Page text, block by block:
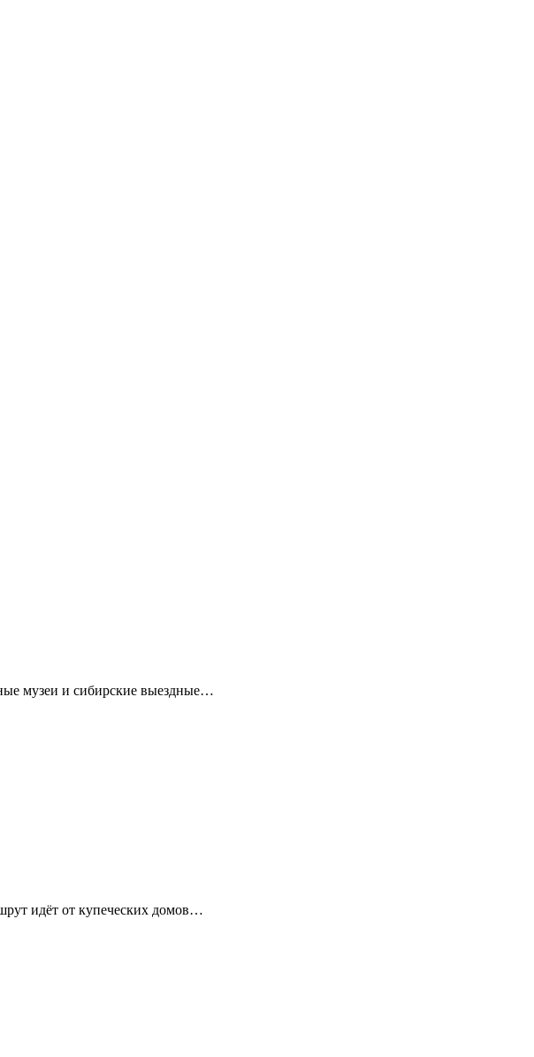
музеи и сибирские выездные…
идёт от купеческих домов…